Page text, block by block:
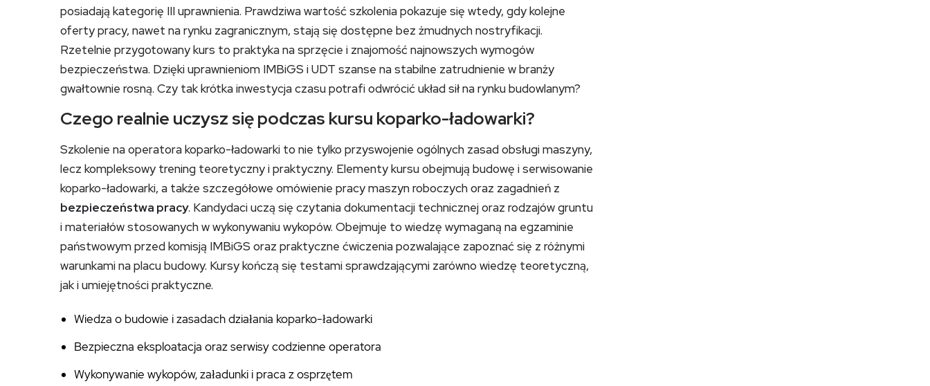
posiadają kategorię III uprawnienia. Prawdziwa wartość szkolenia pokazuje się wtedy, gdy kolejne
oferty pracy, nawet na rynku zagranicznym, stają się dostępne bez żmudnych nostryfikacji.
Rzetelnie przygotowany kurs to praktyka na sprzęcie i znajomość najnowszych wymogów
bezpieczeństwa. Dzięki uprawnieniom IMBiGS i UDT szanse na stabilne zatrudnienie w branży
gwałtownie rosną. Czy tak krótka inwestycja czasu potrafi odwrócić układ sił na rynku budowlanym?
Czego realnie uczysz się podczas kursu koparko-ładowarki?
Szkolenie na operatora koparko-ładowarki to nie tylko przyswojenie ogólnych zasad obsługi maszyny,
lecz kompleksowy trening teoretyczny i praktyczny. Elementy kursu obejmują budowę i serwisowanie
koparko-ładowarki, a także szczegółowe omówienie pracy maszyn roboczych oraz zagadnień z
bezpieczeństwa pracy. Kandydaci uczą się czytania dokumentacji technicznej oraz rodzajów gruntu
i materiałów stosowanych w wykonywaniu wykopów. Obejmuje to wiedzę wymaganą na egzaminie
państwowym przed komisją IMBiGS oraz praktyczne ćwiczenia pozwalające zapoznać się z różnymi
warunkami na placu budowy. Kursy kończą się testami sprawdzającymi zarówno wiedzę teoretyczną,
jak i umiejętności praktyczne.
Wiedza o budowie i zasadach działania koparko-ładowarki
Bezpieczna eksploatacja oraz serwisy codzienne operatora
Wykonywanie wykopów, załadunki i praca z osprzętem